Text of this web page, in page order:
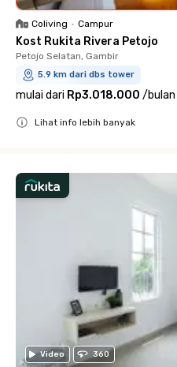
Coliving • Campur
Kost Rukita Rivera Petojo
Petojo Selatan, Gambir
5.9 km dari dbs tower
mulai dari Rp3.018.000 /bulan
Lihat info lebih banyak
Video 360